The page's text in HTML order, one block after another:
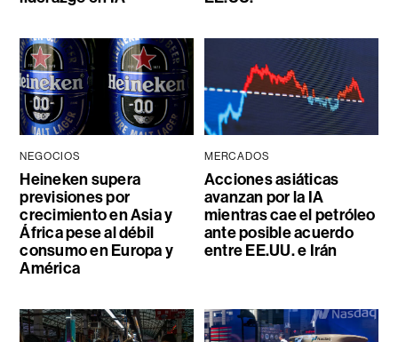
NEGOCIOS
Heineken supera
previsiones por
crecimiento en Asia y
África pese al débil
consumo en Europa y
América
MERCADOS
Acciones asiáticas
avanzan por la IA
mientras cae el petróleo
ante posible acuerdo
entre EE.UU. e Irán